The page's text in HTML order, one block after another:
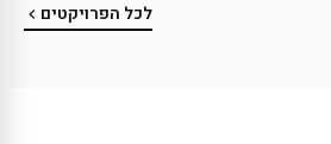
לכל הפרויקטים